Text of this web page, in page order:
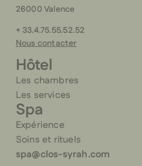
26000 Valence
+ 33.4.75.55.52.52
Nous contacter
Hôtel
Les chambres
Les services
Spa
Expérience
Soins et rituels
spa@clos-syrah.com